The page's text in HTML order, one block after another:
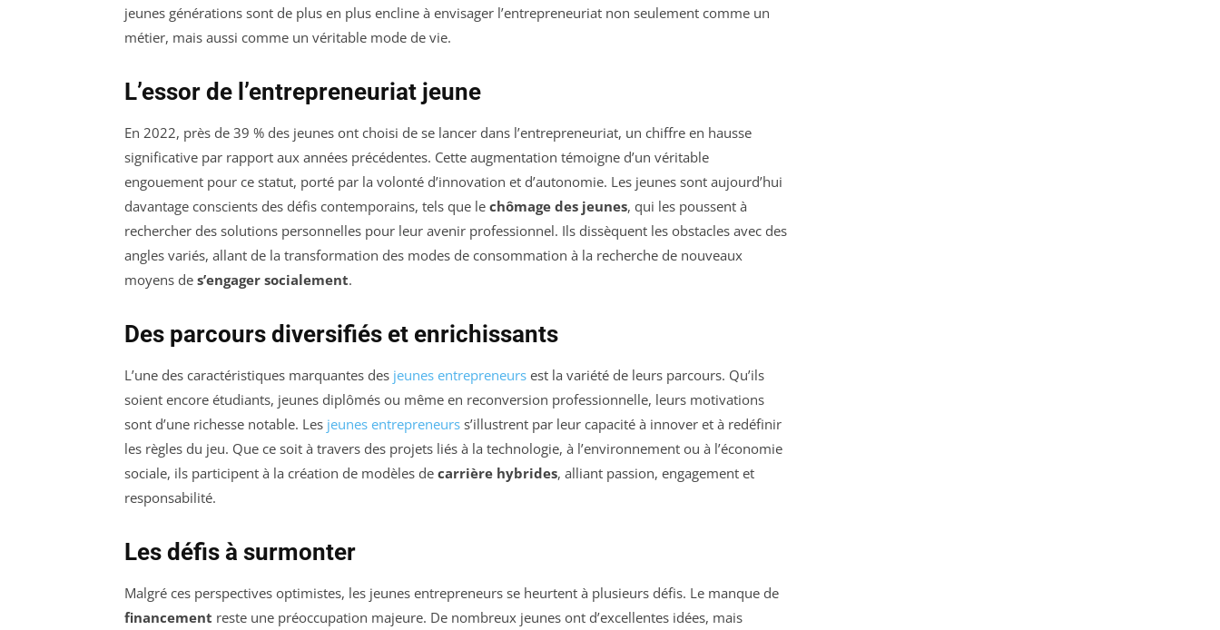
jeunes générations sont de plus en plus encline à envisager l’entrepreneuriat non seulement comme un
métier, mais aussi comme un véritable mode de vie.
L’essor de l’entrepreneuriat jeune
En 2022, près de 39 % des jeunes ont choisi de se lancer dans l’entrepreneuriat, un chiffre en hausse
significative par rapport aux années précédentes. Cette augmentation témoigne d’un véritable
engouement pour ce statut, porté par la volonté d’innovation et d’autonomie. Les jeunes sont aujourd’hui
davantage conscients des défis contemporains, tels que le chômage des jeunes, qui les poussent à
rechercher des solutions personnelles pour leur avenir professionnel. Ils dissèquent les obstacles avec des
angles variés, allant de la transformation des modes de consommation à la recherche de nouveaux
moyens de s’engager socialement.
Des parcours diversifiés et enrichissants
L’une des caractéristiques marquantes des jeunes entrepreneurs est la variété de leurs parcours. Qu’ils
soient encore étudiants, jeunes diplômés ou même en reconversion professionnelle, leurs motivations
sont d’une richesse notable. Les jeunes entrepreneurs s’illustrent par leur capacité à innover et à redéfinir
les règles du jeu. Que ce soit à travers des projets liés à la technologie, à l’environnement ou à l’économie
sociale, ils participent à la création de modèles de carrière hybrides, alliant passion, engagement et
responsabilité.
Les défis à surmonter
Malgré ces perspectives optimistes, les jeunes entrepreneurs se heurtent à plusieurs défis. Le manque de
financement reste une préoccupation majeure. De nombreux jeunes ont d’excellentes idées, mais